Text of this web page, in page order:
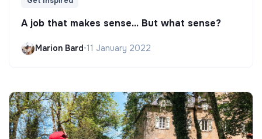
A job that makes sense... But what sense?
Marion Bard•11 January 2022